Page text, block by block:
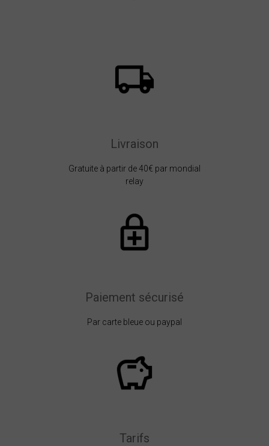
Livraison
Gratuite à partir de 40€ par mondial
relay
Paiement sécurisé
Par carte bleue ou paypal
Tarifs